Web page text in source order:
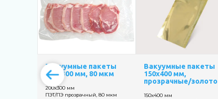
Вакуумные пакеты
200х300 мм, 80 мкм
200х300 мм
ПЭТ/ПЭ прозрачный, 80 мкм
Вакуумные пакеты
150х400 мм,
прозрачные/золото
150х400 мм